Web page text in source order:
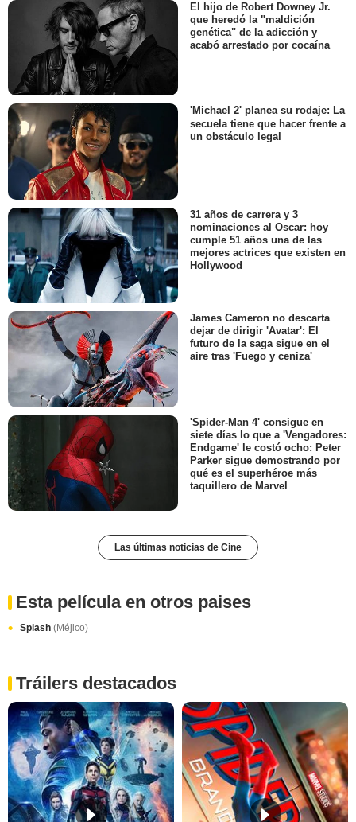
El hijo de Robert Downey Jr.
que heredó la "maldición
genética" de la adicción y
acabó arrestado por cocaína
'Michael 2' planea su rodaje: La
secuela tiene que hacer frente a
un obstáculo legal
31 años de carrera y 3
nominaciones al Oscar: hoy
cumple 51 años una de las
mejores actrices que existen en
Hollywood
James Cameron no descarta
dejar de dirigir 'Avatar': El
futuro de la saga sigue en el
aire tras 'Fuego y ceniza'
'Spider-Man 4' consigue en
siete días lo que a 'Vengadores:
Endgame' le costó ocho: Peter
Parker sigue demostrando por
qué es el superhéroe más
taquillero de Marvel
Las últimas noticias de Cine
Esta película en otros paises
Splash (Méjico)
Tráilers destacados